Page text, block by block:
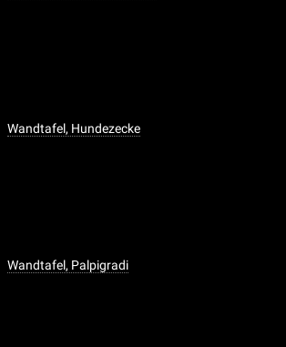
Wandtafel, Hundezecke
Wandtafel, Palpigradi